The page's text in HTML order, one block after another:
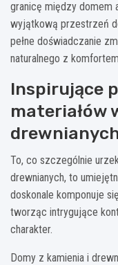
granicę między domem
wyjątkową przestrzeń
pełne doświadczanie
naturalnego z
Inspirujące
materiałów
To, co szczególnie
drewnianych, to
doskonale komponuje
tworząc intrygujące
charakter.
Domy z kamienia i